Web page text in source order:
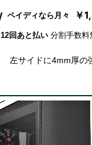
ペイディなら月々 ￥
回あと払い 分割手数
左サイドに4mm厚の